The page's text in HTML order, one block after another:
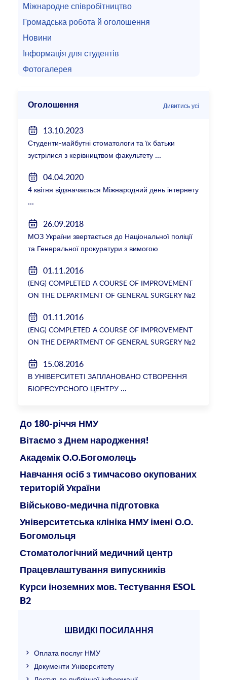
Міжнародне співробітництво
Громадська робота й оголошення
Новини
Інформація для студентів
Фотогалерея
Оголошення Дивитись усі
13.10.2023
Студенти-майбутні стоматологи та їх батьки
зустрілися з керівництвом факультету
04.04.2020
4 квітня відзначається Міжнародний день інтернету
26.09.2018
МОЗ України звертається до Національної поліції
та Генеральної прокуратури з вимогою
ректорки НМУ Катерини Амосової
01.11.2016
(ENG) COMPLETED A COURSE OF IMPROVEMENT
ON THE DEPARTMENT OF GENERAL SURGERY №2
01.11.2016
(ENG) COMPLETED A COURSE OF IMPROVEMENT
ON THE DEPARTMENT OF GENERAL SURGERY №2
15.08.2016
В УНІВЕРСИТЕТІ ЗАПЛАНОВАНО СТВОРЕННЯ
БІОРЕСУРСНОГО ЦЕНТРУ
До 180-річчя НМУ
Вітаємо з Днем народження!
Академік О.О.Богомолець
Навчання осіб з тимчасово окупованих
територій України
Військово-медична підготовка
Університетська клініка НМУ імені О.О.
Богомольця
Стоматологічний медичний центр
Працевлаштування випускників
Курси іноземних мов. Тестування ESOL
B2
ШВИДКІ ПОСИЛАННЯ
Оплата послуг НМУ
Документи Університету